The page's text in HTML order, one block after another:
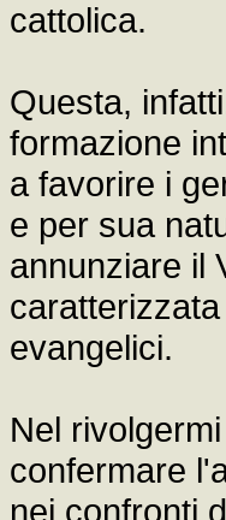
cattolica.
Questa,
formazione
a favorire i
e per sua
annunziare il
evangelici.
Nel
confermare
nei confronti